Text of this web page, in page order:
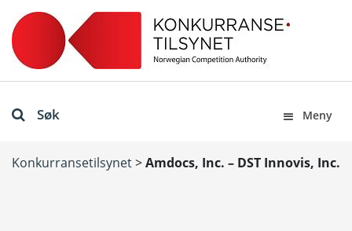
Søk Meny
Konkurransetilsynet>Amdocs, Inc. – DST Innovis, Inc.